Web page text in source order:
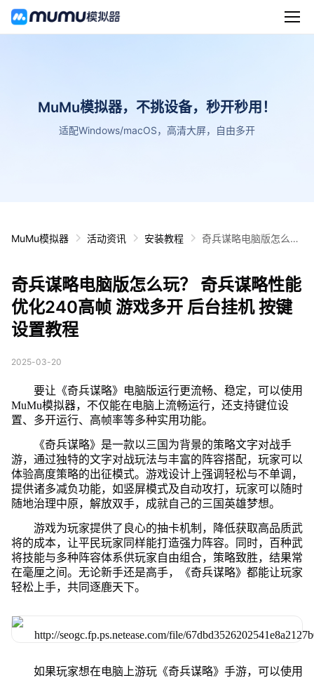
MuMu模拟器，不挑设备，秒开秒用！
适配Windows/macOS，高清大屏，自由多开
MuMu模拟器 活动资讯 安装教程
奇兵谋略电脑版怎么
台挂机 按键设置教程
奇兵谋略电脑版怎么玩？ 奇兵谋略性能
优化240高帧 游戏多开 后台挂机 按键
设置教程
2025-03-20
要让《奇兵谋略》电脑版运行更流畅、稳定，可以使用
MuMu模拟器，不仅能在电脑上流畅运行，还支持键位设
置、多开运行、高帧率等多种实用功能。
《奇兵谋略》是一款以三国为背景的策略文字对战手
游，通过独特的文字对战玩法与丰富的阵容搭配，玩家可以
体验高度策略的出征模式。游戏设计上强调轻松与不单调，
提供诸多减负功能，如竖屏模式及自动攻打，玩家可以随时
随地治理中原，解放双手，成就自己的三国英雄梦想。
游戏为玩家提供了良心的抽卡机制，降低获取高品质武
将的成本，让平民玩家同样能打造强力阵容。同时，百种武
将技能与多种阵容体系供玩家自由组合，策略致胜，结果常
在毫厘之间。无论新手还是高手，《奇兵谋略》都能让玩家
轻松上手，共同逐鹿天下。
如果玩家想在电脑上游玩《奇兵谋略》手游，可以使用